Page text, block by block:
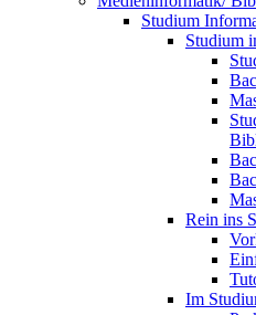
Studium
Studium
Rein ins
Im